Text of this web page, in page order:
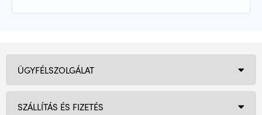
ÜGYFÉLSZOLGÁLAT
SZÁLLÍTÁS ÉS FIZETÉS